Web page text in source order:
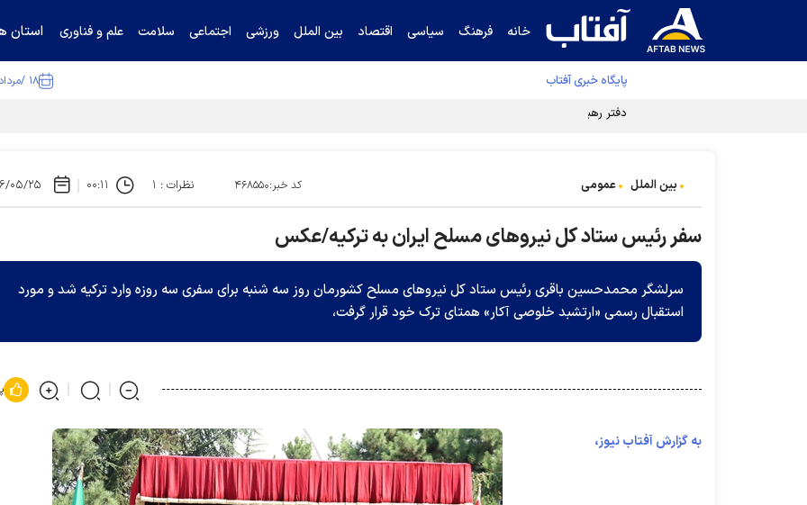
خانه فرهنگ سیاسی اقتصاد بین الملل ورزشی اجتماعی سلامت علم و فناوری استان
پایگاه خبری آفتاب ۱۸ /مرداد /۱۴۰۵
دفتر رهبر انقلاب ادعای خرازی درباره پزشکیان را تکذیب کرد
بین الملل عمومی کد خبر:۴۶۸۵۵۰ نظرات : ۱ ۰۰:۱۱ ۱۳۹۶/
سفر رئیس ستاد کل نیروهای مسلح ایران به ترکیه/عکس
سرلشگر محمدحسین باقری رئیس ستاد کل نیروهای مسلح کشورمان روز سه شنبه برای سفری سه روزه وارد ترکیه شد و مورد
استقبال رسمی «ارتشبد خلوصی آکار» همتای ترک خود قرار گرفت،
به گزارش آفتاب نیوز،